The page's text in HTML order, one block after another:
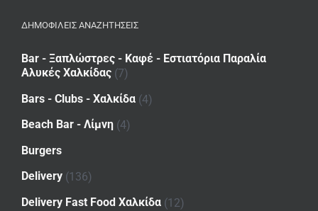
ΔΗΜΟΦΙΛΕΙΣ ΑΝΑΖΗΤΗΣΕΙΣ
Bar - Ξαπλώστρες - Καφέ - Εστιατόρια Παραλία
Αλυκές Χαλκίδας (7)
Bars - Clubs - Χαλκίδα (4)
Beach Bar - Λίμνη (4)
Burgers
Delivery (136)
Delivery Fast Food Χαλκίδα (12)